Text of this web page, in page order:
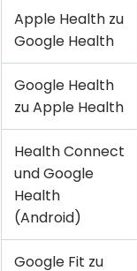
Apple Health zu
Google Health
Google Health
zu Apple Health
Health Connect
und Google
Health
(Android)
Google Fit zu